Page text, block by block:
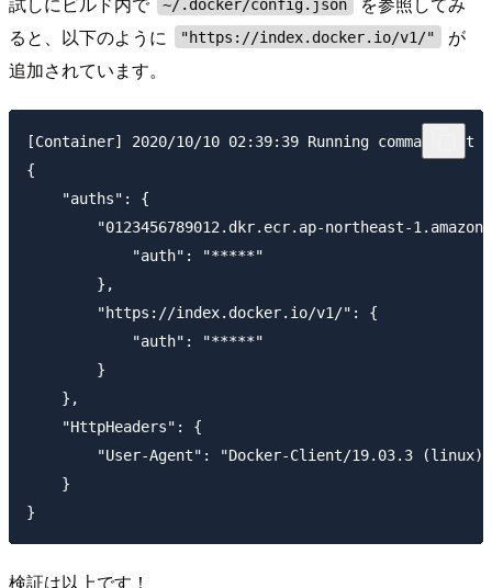
~/.docker/config.json
ると、以下のように
"https://index.docker.io/v1/"
が
追加されています。
[Container] 2020/10/10 02:39:39 Running command
{
    "auths": {
"0123456789012.dkr.ecr.ap-northeast-
            "auth": "*****"
        },
        "https://index.docker.io/v1/": {
            "auth": "*****"
        }
    },
    "HttpHeaders": {
        "User-Agent": "Docker-Client/19.03.3 (linux)"
    }
検証は以上です！